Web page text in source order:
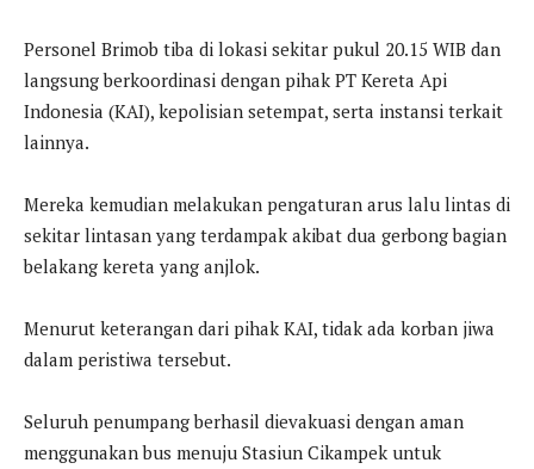
Personel Brimob tiba di lokasi sekitar pukul 20.15 WIB dan
langsung berkoordinasi dengan pihak PT Kereta Api
Indonesia (KAI), kepolisian setempat, serta instansi terkait
lainnya.
Mereka kemudian melakukan pengaturan arus lalu lintas di
sekitar lintasan yang terdampak akibat dua gerbong bagian
belakang kereta yang anjlok.
Menurut keterangan dari pihak KAI, tidak ada korban jiwa
dalam peristiwa tersebut.
Seluruh penumpang berhasil dievakuasi dengan aman
menggunakan bus menuju Stasiun Cikampek untuk